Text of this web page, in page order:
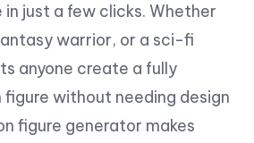
just a few clicks. Whether
warrior, or a sci-fi
anyone create a fully
without needing design
figure generator makes